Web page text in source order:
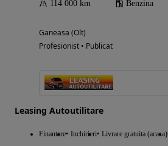
114 000 km Benzina
Ganeasa (Olt)
Profesionist • Publicat
Leasing Autoutilitare
Finantare Inchirieri Livrare gratuita (acasa)